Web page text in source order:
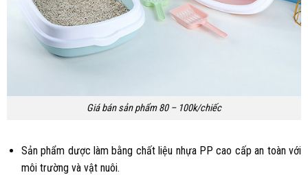
Giá bán sản phẩm 80 – 100k/chiếc
Sản phẩm dược làm bằng chất liệu nhựa PP cao cấp an toàn với
môi trường và vật nuôi.